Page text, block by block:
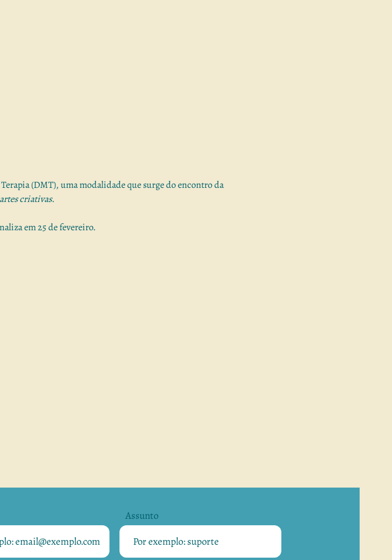
(DMT), uma modalidade que surge do encontro da
criativas.
em 25 de fevereiro.
Assunto